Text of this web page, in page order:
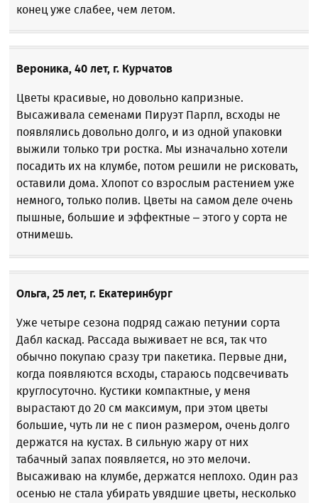
конец уже слабее, чем летом.
Вероника, 40 лет, г. Курчатов
Цветы красивые, но довольно капризные.
Высаживала семенами Пируэт Парпл, всходы не
появлялись довольно долго, и из одной упаковки
выжили только три ростка. Мы изначально хотели
посадить их на клумбе, потом решили не рисковать,
оставили дома. Хлопот со взрослым растением уже
немного, только полив. Цветы на самом деле очень
пышные, большие и эффектные – этого у сорта не
отнимешь.
Ольга, 25 лет, г. Екатеринбург
Уже четыре сезона подряд сажаю петунии сорта
Дабл каскад. Рассада выживает не вся, так что
обычно покупаю сразу три пакетика. Первые дни,
когда появляются всходы, стараюсь подсвечивать
круглосуточно. Кустики компактные, у меня
вырастают до 20 см максимум, при этом цветы
большие, чуть ли не с пион размером, очень долго
держатся на кустах. В сильную жару от них
табачный запах появляется, но это мелочи.
Высаживаю на клумбе, держатся неплохо. Один раз
осенью не стала убирать увядшие цветы, несколько